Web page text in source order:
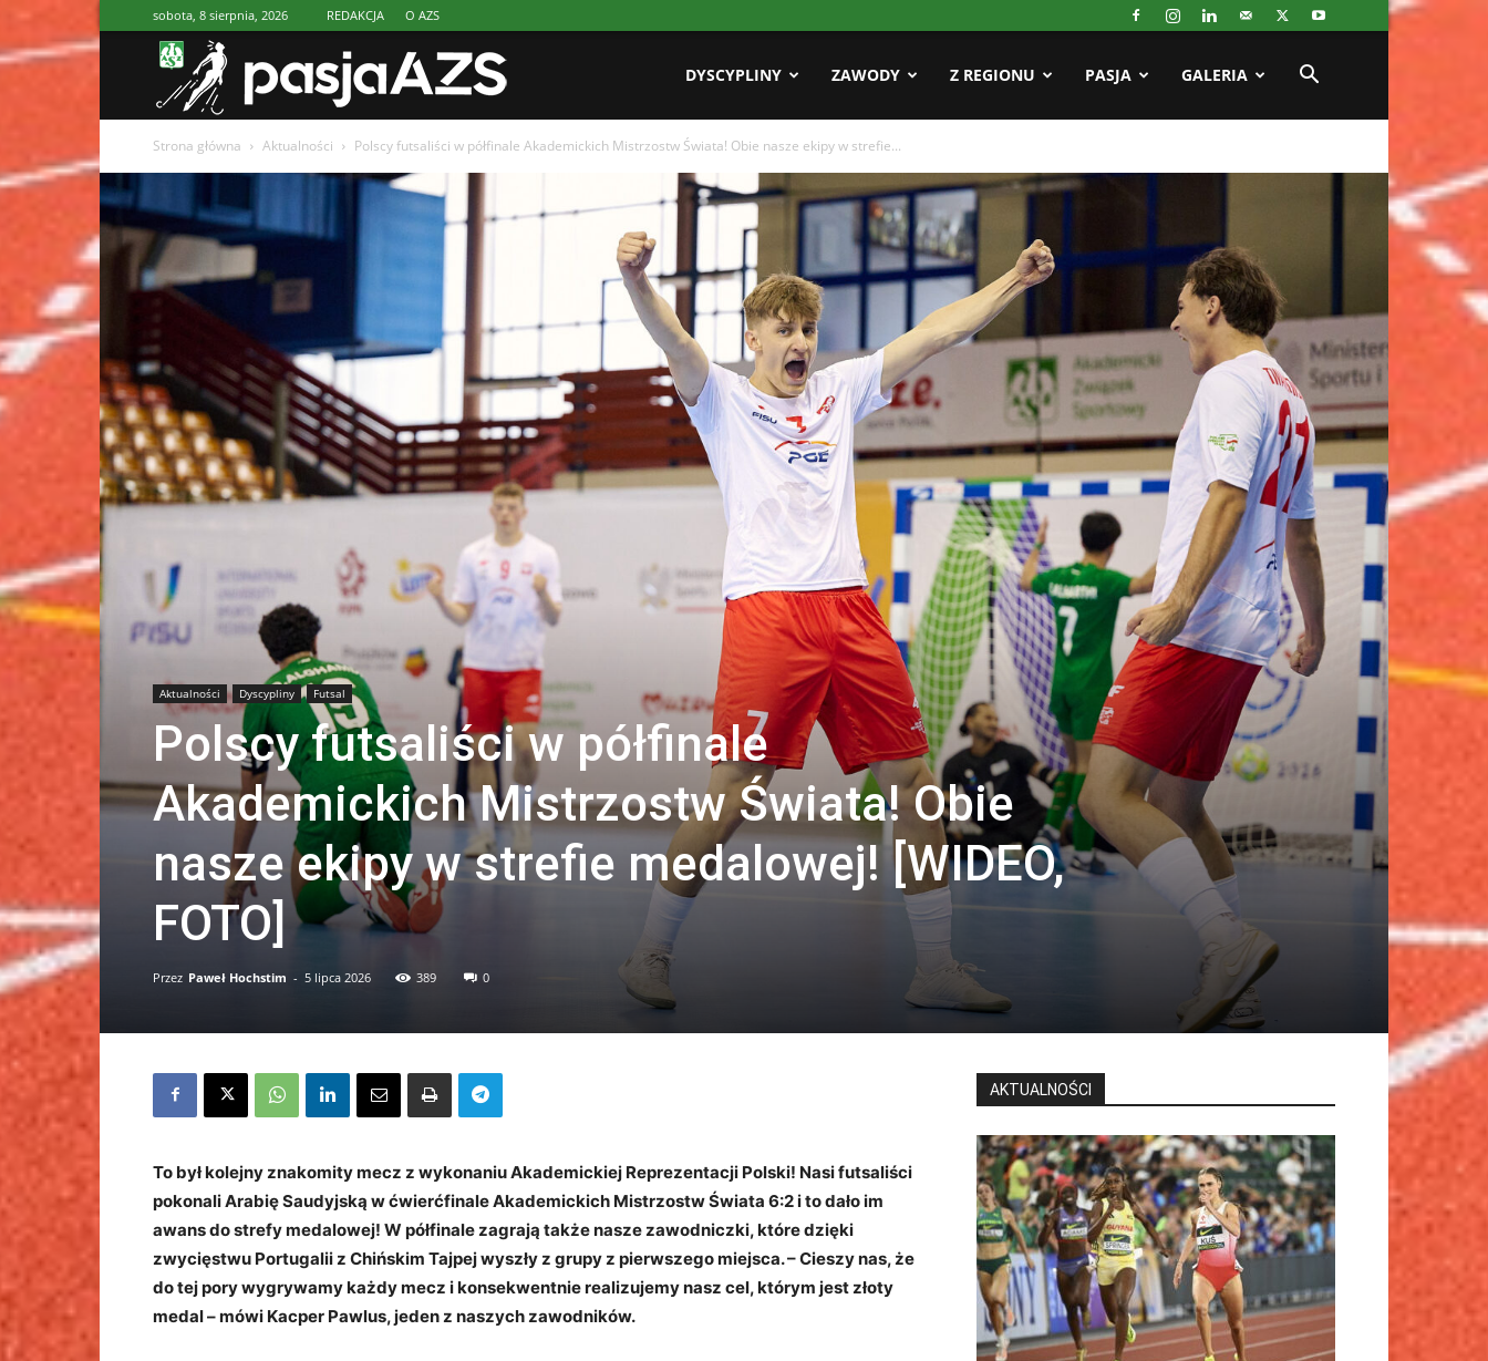
sobota, 8 sierpnia, 2026 REDAKCJA O AZS
DYSCYPLINY ZAWODY Z REGIONU PASJA GALERIA
Strona główna Aktualności Polscy futsaliści w półfinale Akademickich Mistrzostw Świata! Obie nasze ekipy w strefie...
Aktualności Dyscypliny Futsal
Polscy futsaliści w półfinale
Akademickich Mistrzostw Świata! Obie
nasze ekipy w strefie medalowej! [WIDEO,
FOTO]
Przez Paweł Hochstim - 5 lipca 2026 389 0
To był kolejny znakomity mecz z wykonaniu Akademickiej Reprezentacji Polski! Nasi futsaliści
pokonali Arabię Saudyjską w ćwierćfinale Akademickich Mistrzostw Świata 6:2 i to dało im
awans do strefy medalowej! W półfinale zagrają także nasze zawodniczki, które dzięki
zwycięstwu Portugalii z Chińskim Tajpej wyszły z grupy z pierwszego miejsca. – Cieszy nas, że
do tej pory wygrywamy każdy mecz i konsekwentnie realizujemy nasz cel, którym jest złoty
medal – mówi Kacper Pawlus, jeden z naszych zawodników.
AKTUALNOŚCI